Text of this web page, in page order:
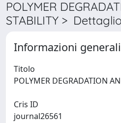
POLYMER
STABILITY > Dettaglio
Informazioni generali
Titolo
Cris ID